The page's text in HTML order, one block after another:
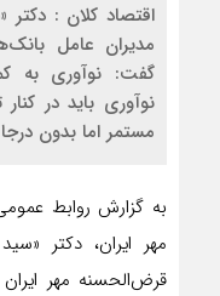
اقتصاد کلان :
مدیران عامل
گفت: نوآوری به
نوآوری باید در
مستمر اما بدون
به گزارش روابط
مهر ایران، دکتر
قرض‌الحسنه مهر